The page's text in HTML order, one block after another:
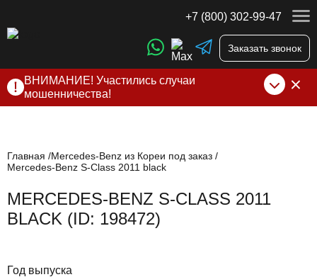
+7 (800) 302-99-47
Заказать звонок
ВНИМАНИЕ! Участились случаи
мошенничества!
нами по официальнымконтактам, указанным в соц сетях
и на сайте
Главная
Mercedes-Benz из Кореи под заказ
Mercedes-Benz S-Class 2011 black
MERCEDES-BENZ S-CLASS 2011
BLACK (ID: 198472)
Год выпуска